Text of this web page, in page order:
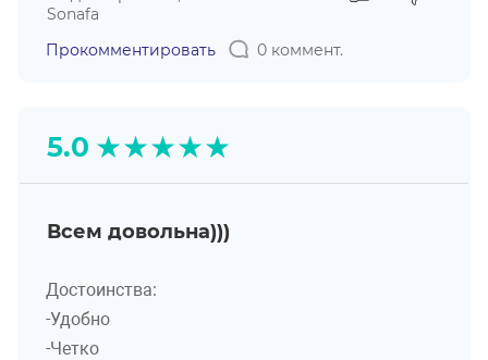
Sonafa
Прокомментировать
0 коммент.
5.0 ★★★★★
Всем довольна)))
Достоинства:
-Удобно
-Четко